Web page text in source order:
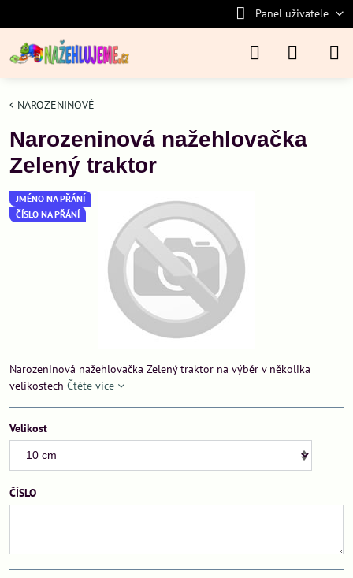
Panel uživatele
JMÉNO NA PŘÁNÍ
ČÍSLO NA PŘÁNÍ
NAROZENINOVÉ
Narozeninová nažehlovačka
Zelený traktor
Narozeninová nažehlovačka Zelený traktor na výběr v několika
velikostech Čtěte více
Velikost
ČÍSLO